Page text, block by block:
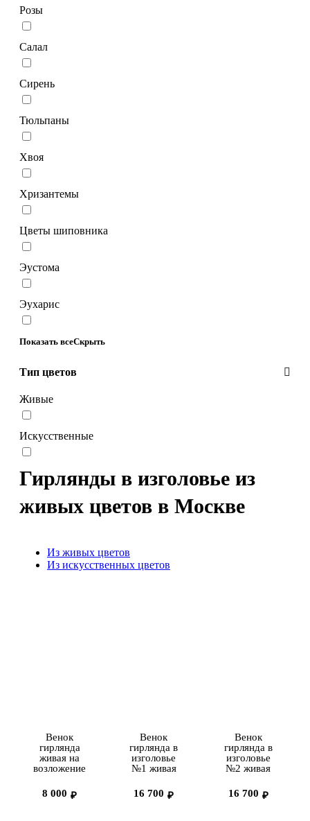
Розы
Салал
Сирень
Тюльпаны
Хвоя
Хризантемы
Цветы шиповника
Эустома
Эухарис
Показать всеСкрыть
Тип цветов
Живые
Искусственные
Гирлянды в изголовье из
живых цветов в Москве
Из живых цветов
Из искусственных цветов
Венок
гирлянда
живая на
возложение
₽
8 000
Венок
гирлянда в
изголовье
№1 живая
₽
16 700
Венок
гирлянда в
изголовье
№2 живая
₽
16 700